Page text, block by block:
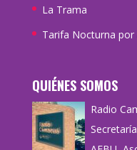
La Trama
Tarifa Nocturna
QUIÉNES SOMOS
Radio